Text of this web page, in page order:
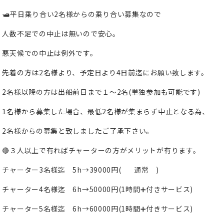
🛥️平日乗り合い2名様からの乗り合い募集なので
人数不足での中止は無いので安心。
悪天候での中止は例外です。
先着の方は2名様より、予定日より 4日前迄にお願い致します。
2名様以降の方は出船前日まで１〜2名(単独参加も可能です)
1名様から募集した場合、最低2名様が集まらず中止となる為、
2名様からの募集と致しましたご了承下さい。
🔴３人以上で有ればチャーターの方がメリットが有ります。
チャーター3名様迄 5h→39000円(
通常 )
チャーター4名様迄 6h→50000円(1時間➕付きサービス)
チャーター5名様迄 6h→60000円(1時間➕付きサービス)